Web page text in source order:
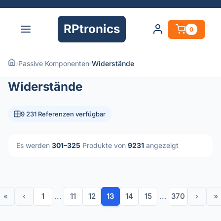
RPtronics 0
›Passive Komponenten›Widerstände
Widerstände
9 231 Referenzen verfügbar
Es werden 301–325 Produkte von 9231 angezeigt
« ‹ 1 ... 11 12 13 14 15 ... 370 › »